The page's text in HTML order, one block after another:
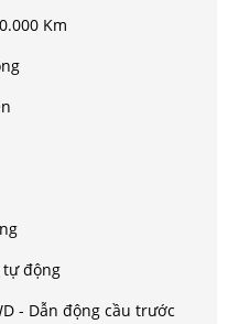
Km
tự động
- Dẫn động cầu trước